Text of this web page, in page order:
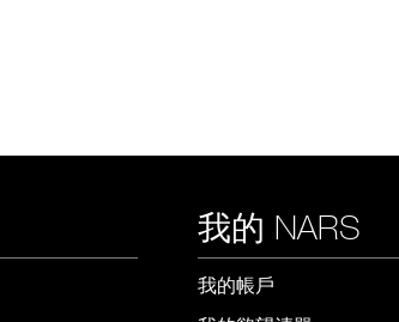
我的 NARS
我的帳戶